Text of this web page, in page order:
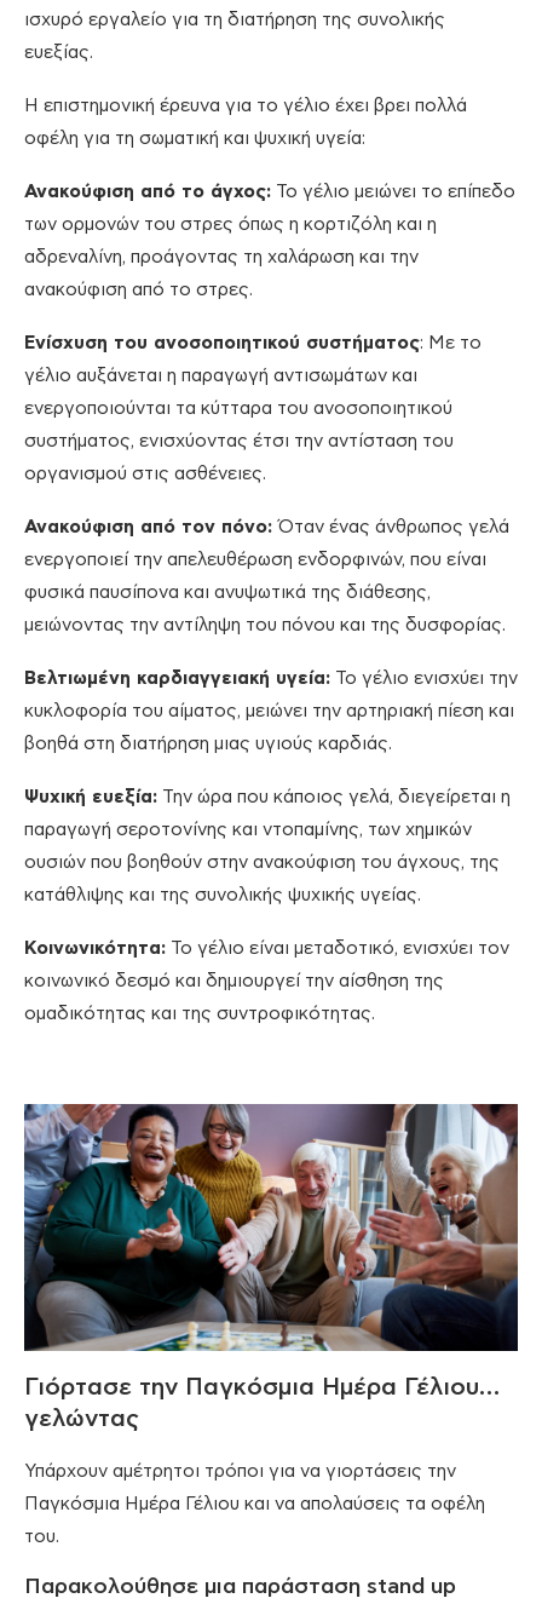
ισχυρό εργαλείο για τη διατήρηση της συνολικής
ευεξίας.
Η επιστημονική έρευνα για το γέλιο έχει βρει πολλά
οφέλη για τη σωματική και ψυχική υγεία:
Ανακούφιση από το άγχος: Το γέλιο μειώνει το επίπεδο
των ορμονών του στρες όπως η κορτιζόλη και η
αδρεναλίνη, προάγοντας τη χαλάρωση και την
ανακούφιση από το στρες.
Ενίσχυση του ανοσοποιητικού συστήματος: Με το
γέλιο αυξάνεται η παραγωγή αντισωμάτων και
ενεργοποιούνται τα κύτταρα του ανοσοποιητικού
συστήματος, ενισχύοντας έτσι την αντίσταση του
οργανισμού στις ασθένειες.
Ανακούφιση από τον πόνο: Όταν ένας άνθρωπος γελά
ενεργοποιεί την απελευθέρωση ενδορφινών, που είναι
φυσικά παυσίπονα και ανυψωτικά της διάθεσης,
μειώνοντας την αντίληψη του πόνου και της δυσφορίας.
Βελτιωμένη καρδιαγγειακή υγεία: Το γέλιο ενισχύει την
κυκλοφορία του αίματος, μειώνει την αρτηριακή πίεση και
βοηθά στη διατήρηση μιας υγιούς καρδιάς.
Ψυχική ευεξία: Την ώρα που κάποιος γελά, διεγείρεται η
παραγωγή σεροτονίνης και ντοπαμίνης, των χημικών
ουσιών που βοηθούν στην ανακούφιση του άγχους, της
κατάθλιψης και της συνολικής ψυχικής υγείας.
Κοινωνικότητα: Το γέλιο είναι μεταδοτικό, ενισχύει τον
κοινωνικό δεσμό και δημιουργεί την αίσθηση της
ομαδικότητας και της συντροφικότητας.
Γιόρτασε την Παγκόσμια Ημέρα Γέλιου…
γελώντας
Υπάρχουν αμέτρητοι τρόποι για να γιορτάσεις την
Παγκόσμια Ημέρα Γέλιου και να απολαύσεις τα οφέλη
του.
Παρακολούθησε μια παράσταση stand up